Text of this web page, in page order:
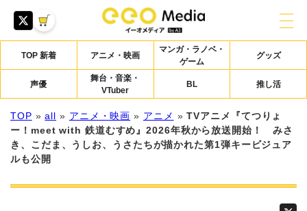
TOP 新着 アニメ・映画
マンガ・ラノベ・
ゲーム
グッズ
声優
舞台・音楽・
VTuber
BL 推し活
TOP »all » アニメ・映画 » アニメ »TVアニメ『てつりょ
ー！meet with 鉄道むすめ』2026年秋から放送開始！ みさ
き、こだま、うしお、うさたちが描かれた第1弾キービジュア
ルも公開